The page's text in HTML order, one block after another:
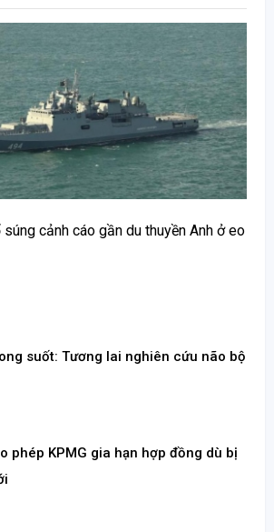
súng cảnh cáo gần du thuyền Anh ở eo
suốt: Tương lai nghiên cứu não bộ
phép KPMG gia hạn hợp đồng dù bị